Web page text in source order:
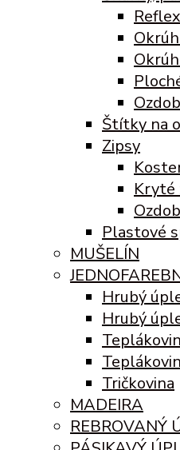
Štítky na
Zipsy
Kryté
Plastové
MUŠELÍN
Hrubý
Hrubý
Tričkovina
MADEIRA
REBROVANÝ